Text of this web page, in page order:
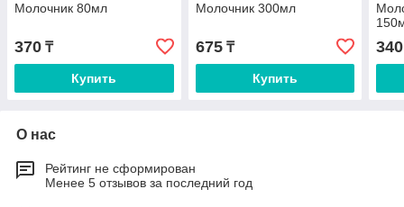
Молочник 80мл
370 ₸
Купить
Молочник 300мл
675₸
Купить
340
О нас
Рейтинг не сформирован
Менее 5 отзывов за последний год